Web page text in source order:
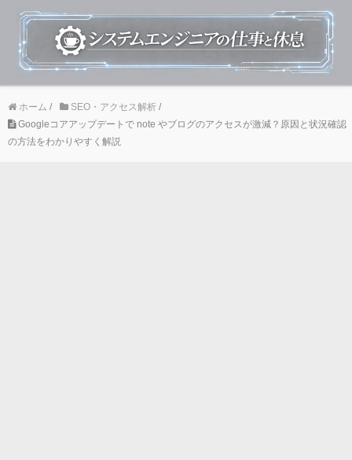
ホーム / SEO・アクセス解析 /
Googleコアアップデートで note やブログのアクセスが激減？原因と状況確認
の方法をわかりやすく解説